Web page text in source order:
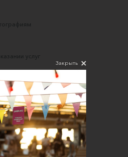
услуг
персональных данных
Закрыть